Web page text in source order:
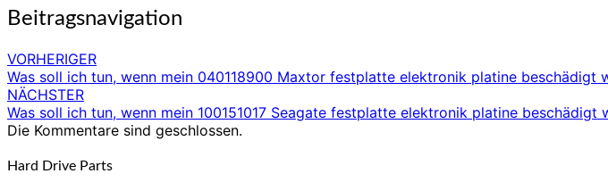
Beitragsnavigation
VORHERIGER
Was soll ich tun, wenn mein 040118900 Maxtor festplatte elektronik platine beschädigt
NÄCHSTER
Was soll ich tun, wenn mein 100151017 Seagate festplatte elektronik platine beschädigt
Die Kommentare sind geschlossen.
Hard Drive Parts